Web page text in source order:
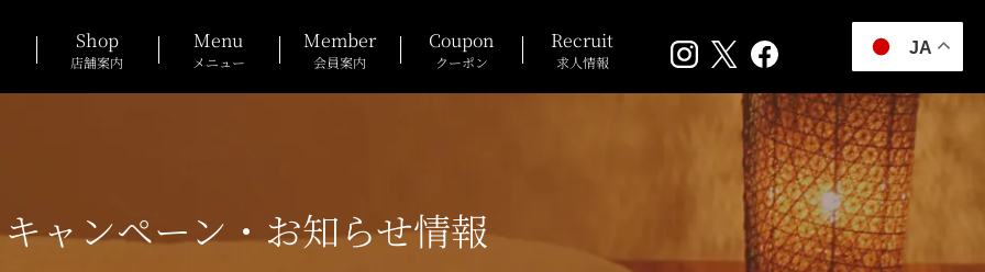
Shop
店舗案内
Menu
メニュー
Member
会員案内
Coupon
クーポン
Recruit
求人情報
キャンペーン・お知らせ情報
JA